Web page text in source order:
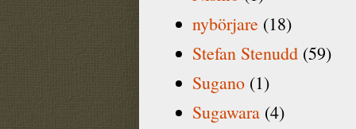
nybörjare (18)
Stefan Stenudd (59)
Sugano (1)
Sugawara (4)